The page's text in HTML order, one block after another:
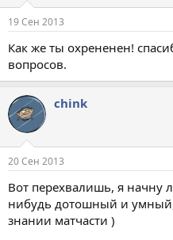
19 Сен 2013
Как же ты охрененен!
вопросов.
chink
20 Сен 2013
Вот перехвалишь, я начну
нибудь дотошный и
знании матчасти )